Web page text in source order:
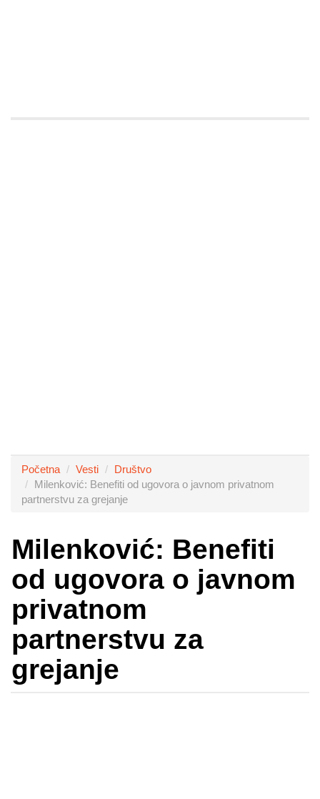
Početna Vesti
Društvo
Milenković: Benefiti od ugovora o javnom privatnom
partnerstvu za grejanje
Milenković: Benefiti
od ugovora o javnom
privatnom
partnerstvu za
grejanje